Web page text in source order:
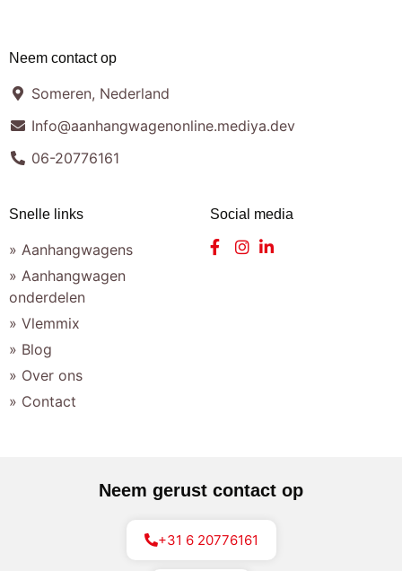
Neem contact op
Someren, Nederland
Info@aanhangwagenonline.mediya.dev
06-20776161
Snelle links
» Aanhangwagens
» Aanhangwagen
onderdelen
» Vlemmix
» Blog
» Over ons
» Contact
Social media
Neem gerust contact op
+31 6 20776161